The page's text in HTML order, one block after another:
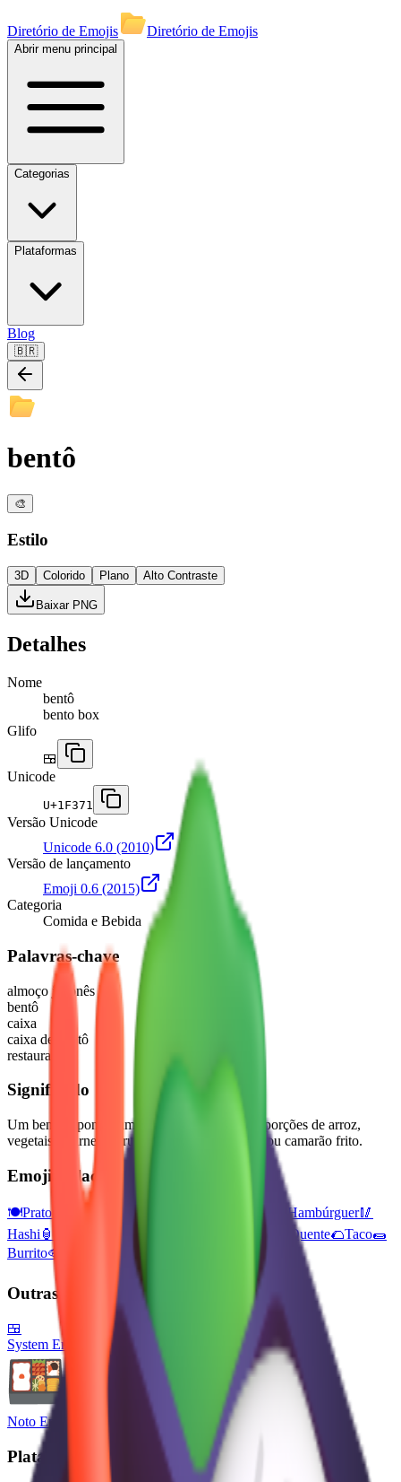
Diretório de Emojis Diretório de Emojis
Abrir menu principal
Categorias
Plataformas
Blog
🇧🇷
bentô
🎨
Estilo
3D Colorido Plano Alto Contraste
Baixar PNG
Detalhes
Nome
bentô
bento box
Glifo
🍱
Unicode
U+1F371
Versão Unicode
Unicode 6.0 (2010)
Versão de lançamento
Emoji 0.6 (2015)
Categoria
Comida e Bebida
Palavras-chave
almoço japonês
bentô
caixa
caixa de bentô
restaurante
Significado
Um bento japonês, uma marmita dividida em porções de arroz,
vegetais e carne ou frutos do mar, como sushi ou camarão frito.
Emojis relacionados
🍽️Prato Com Talheres 🍴 Carne Hambúrguer🥢
Hashi🏮 Lanterna Vermelha De Papel Cachorro-Quente🌮Taco🌯
Burrito🐟 Panela
Outras Plataformas
🍱
System Emoji
Noto Emoji
Plataforma